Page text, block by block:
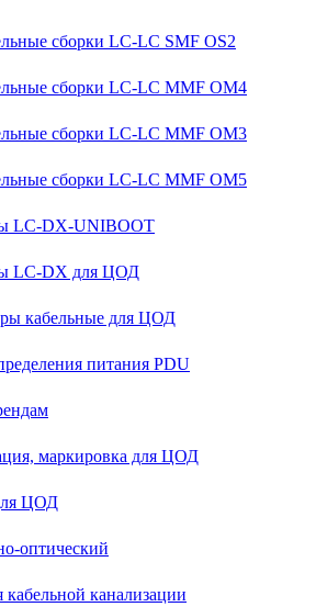
сборки LC-LC SMF OS2
сборки LC-LC MMF OM4
сборки LC-LC MMF OM3
сборки LC-LC MMF OM5
LC-DX-UNIBOOT
LC-DX для ЦОД
кабельные для ЦОД
питания PDU
маркировка для ЦОД
ЦОД
оптический
кабельной канализации